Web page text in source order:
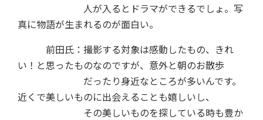
人が入るとドラマができるでしょ。写
真に物語が生まれるのが面白い。
前田氏：撮影する対象は感動したもの、きれ
い！と思ったものなのですが、意外と朝のお散歩
だったり身近なところが多いんです。
近くで美しいものに出会えることも嬉しいし、
その美しいものを探している時も豊か